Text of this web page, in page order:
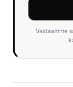
Vastaamme